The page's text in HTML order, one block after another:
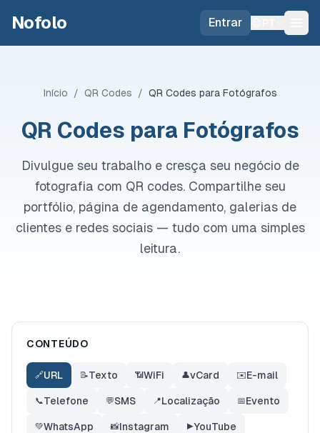
Nofolo Entrar
Início / QR Codes / QR Codes para Fotógrafos
QR Codes para Fotógrafos
Divulgue seu trabalho e cresça seu negócio de
fotografia com QR codes. Compartilhe seu
portfólio, página de agendamento, galerias de
clientes e redes sociais — tudo com uma simples
leitura.
CONTEÚDO
🔗URL 📝Texto 📶 WiFi 👤vCard ✉️E-mail
📞Telefone 💬SMS 📍Localização 📅Evento
💚WhatsApp 📸Instagram ▶️YouTube